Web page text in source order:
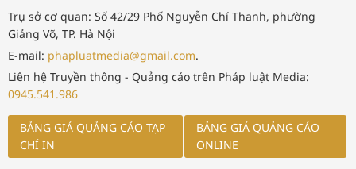
Trụ sở cơ quan: Số 42/29 Phố Nguyễn Chí Thanh, phường
Giảng Võ, TP. Hà Nội
E-mail: phapluatmedia@gmail.com.
Liên hệ Truyền thông - Quảng cáo trên Pháp luật Media:
0945.541.986
BẢNG GIÁ QUẢNG CÁO TẠP
CHÍ IN
BẢNG GIÁ QUẢNG CÁO
ONLINE